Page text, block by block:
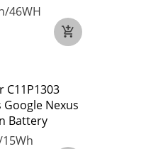
46WH
C11P1303
Google Nexus
Battery